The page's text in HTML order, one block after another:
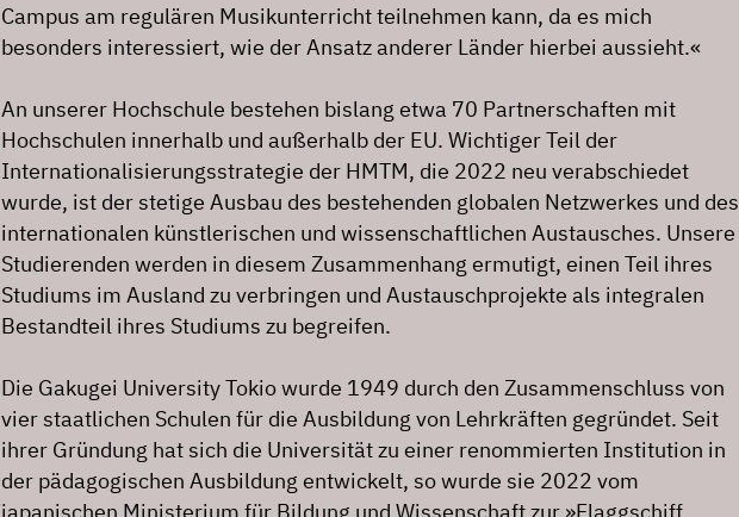
Campus am regulären Musikunterricht teilnehmen kann, da es mich
besonders interessiert, wie der Ansatz anderer Länder hierbei aussieht.«
An unserer Hochschule bestehen bislang etwa 70 Partnerschaften mit
Hochschulen innerhalb und außerhalb der EU. Wichtiger Teil der
Internationalisierungsstrategie der HMTM, die 2022 neu verabschiedet
wurde, ist der stetige Ausbau des bestehenden globalen Netzwerkes und des
internationalen künstlerischen und wissenschaftlichen Austausches. Unsere
Studierenden werden in diesem Zusammenhang ermutigt, einen Teil ihres
Studiums im Ausland zu verbringen und Austauschprojekte als integralen
Bestandteil ihres Studiums zu begreifen.
Die Gakugei University Tokio wurde 1949 durch den Zusammenschluss von
vier staatlichen Schulen für die Ausbildung von Lehrkräften gegründet. Seit
ihrer Gründung hat sich die Universität zu einer renommierten Institution in
der pädagogischen Ausbildung entwickelt, so wurde sie 2022 vom
japanischen Ministerium für Bildung und Wissenschaft zur »Flaggschiff